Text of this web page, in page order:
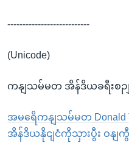
---------------------------
(Unicode)
ကနျသမ်မတ အိန်ဒိယခရီးစဉ
အမရေိကနျသမ်မတ Donald
အိန်ဒိယနိုငျငံကိုသှားပွီး ဝနျကွီ